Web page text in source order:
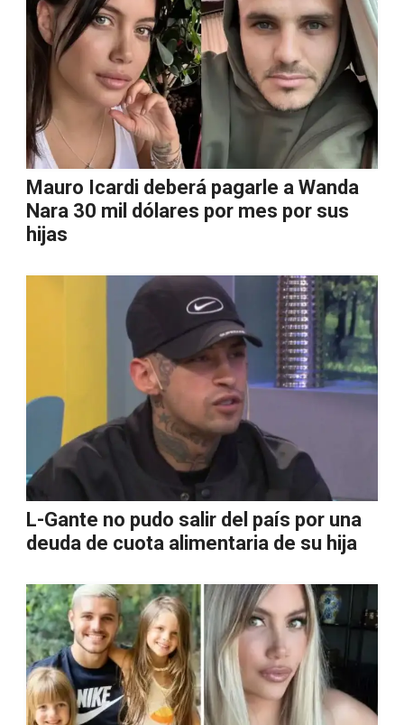
Mauro Icardi deberá pagarle a Wanda
Nara 30 mil dólares por mes por sus
hijas
L-Gante no pudo salir del país por una
deuda de cuota alimentaria de su hija